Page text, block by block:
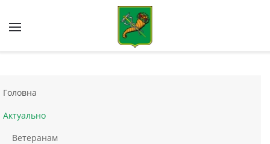
Skip to main content
Головна
Актуально
Ветеранам